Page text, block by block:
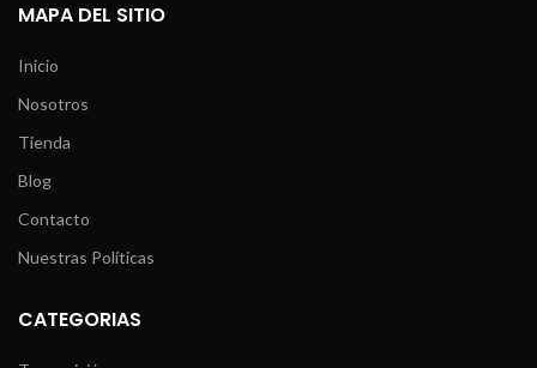
MAPA DEL SITIO
Inicio
Nosotros
Tienda
Blog
Contacto
Nuestras Políticas
CATEGORIAS